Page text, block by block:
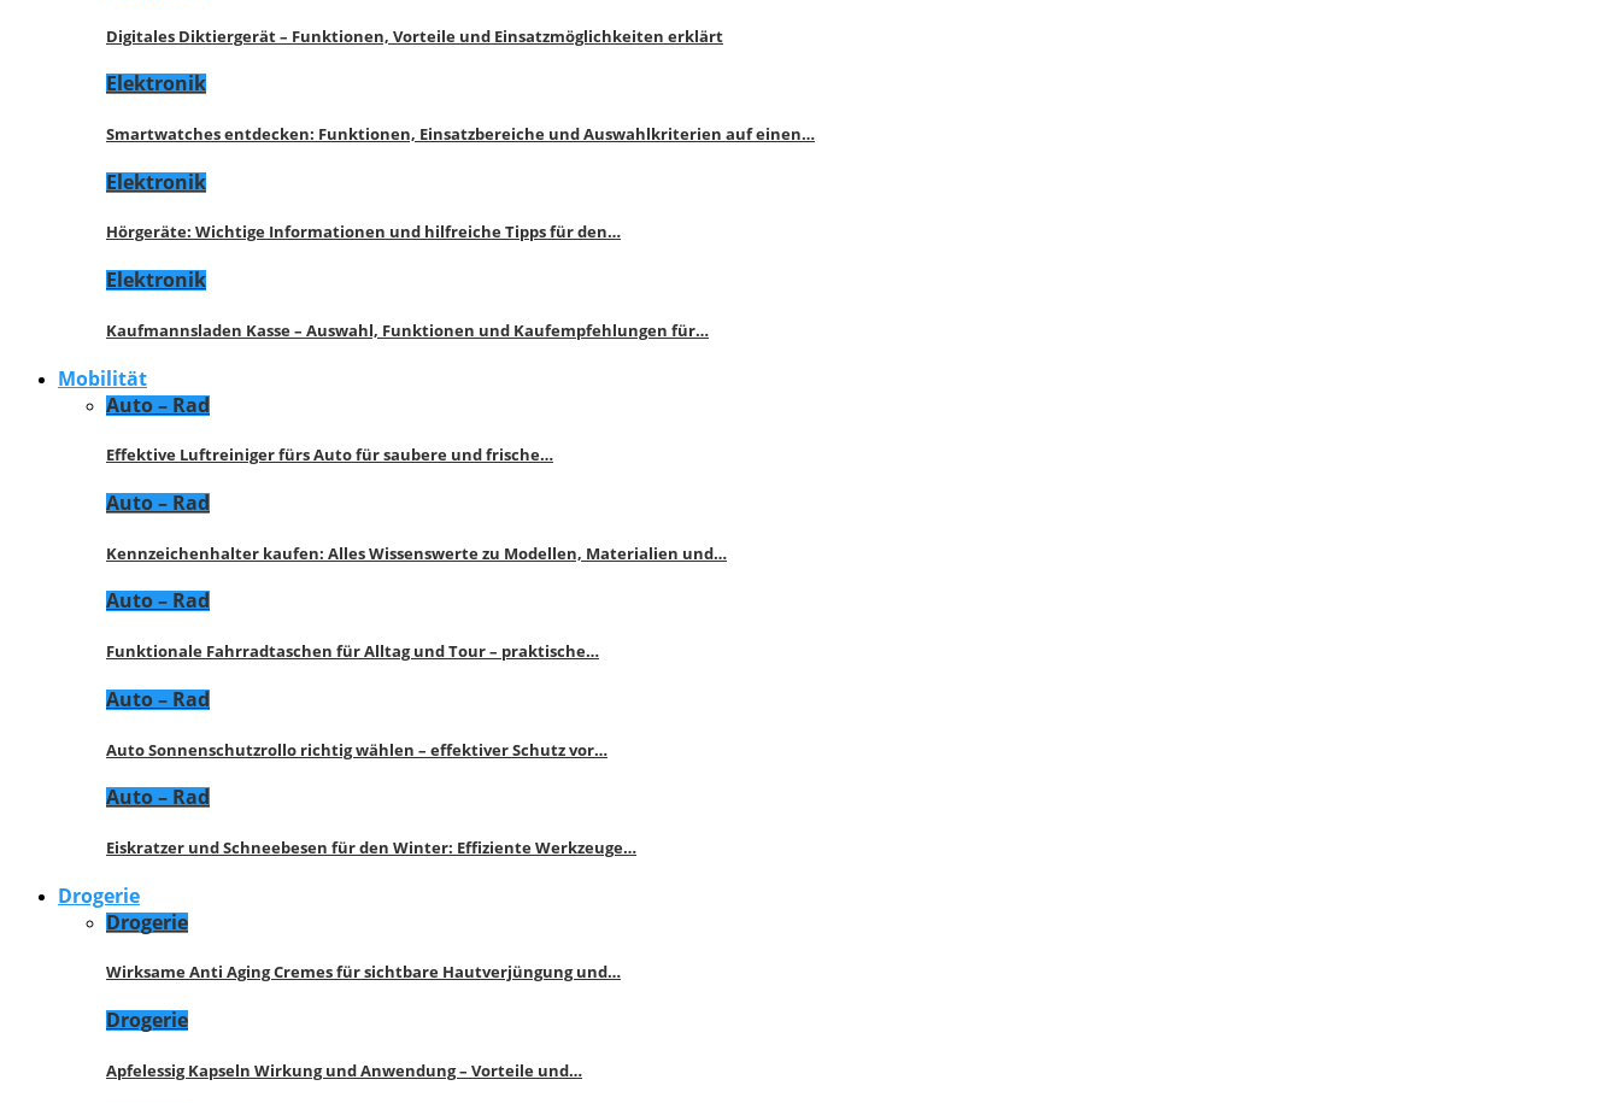
Digitales Diktiergerät – Funktionen, Vorteile und Einsatzmöglichkeiten erklärt
Elektronik
Smartwatches entdecken: Funktionen, Einsatzbereiche und Auswahlkriterien auf einen…
Elektronik
Hörgeräte: Wichtige Informationen und hilfreiche Tipps für den…
Elektronik
Kaufmannsladen Kasse – Auswahl, Funktionen und Kaufempfehlungen für…
Mobilität
Auto – Rad
Effektive Luftreiniger fürs Auto für saubere und frische…
Auto – Rad
Kennzeichenhalter kaufen: Alles Wissenswerte zu Modellen, Materialien und…
Auto – Rad
Funktionale Fahrradtaschen für Alltag und Tour – praktische…
Auto – Rad
Auto Sonnenschutzrollo richtig wählen – effektiver Schutz vor…
Auto – Rad
Eiskratzer und Schneebesen für den Winter: Effiziente Werkzeuge…
Drogerie
Drogerie
Wirksame Anti Aging Cremes für sichtbare Hautverjüngung und…
Drogerie
Apfelessig Kapseln Wirkung und Anwendung – Vorteile und…